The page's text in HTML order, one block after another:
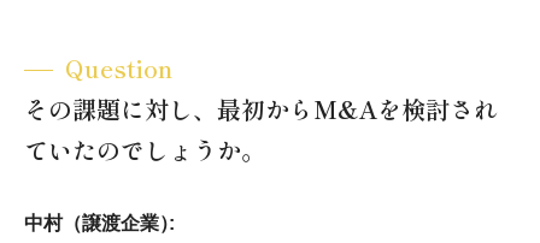
Question
その課題に対し、最初からM&Aを検討され
ていたのでしょうか。
中村（譲渡企業）